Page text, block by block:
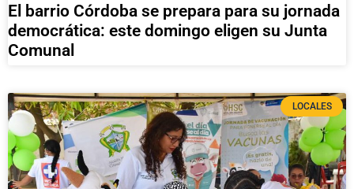
El barrio Córdoba se prepara para su jornada
democrática: este domingo eligen su Junta
Comunal
LOCALES